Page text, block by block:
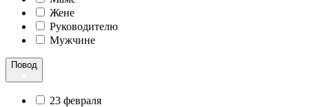
Жене
Руководителю
Мужчине
Повод
23 февраля